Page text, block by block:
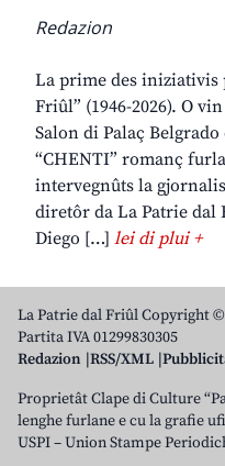
Redazion
La prime des iniziativis
Friûl” (1946-2026). O
Salon di Palaç
“CHENTI” romanç
intervegnûts la
diretôr da La Patrie dal
Diego […] lei di plui +
La Patrie dal Friûl Copyright
Partita IVA 01299830305
Redazion RSS/XML
Proprietât Clape di Culture
lenghe furlane e cu la grafie
USPI – Union Stampe